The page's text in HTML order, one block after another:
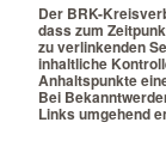
Der BRK-
dass zum
zu verlinkenden
inhaltliche
Anhaltspunkte
Bei
Links umgehend